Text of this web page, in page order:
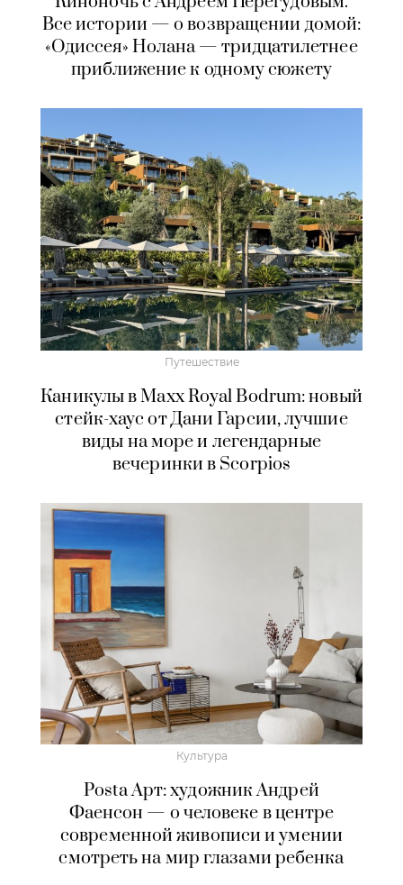
Все истории — о возвращении домой:
«Одиссея» Нолана — тридцатилетнее
приближение к одному сюжету
Путешествие
Каникулы в Maxx Royal Bodrum: новый
стейк-хаус от Дани Гарсии, лучшие
виды на море и легендарные
вечеринки в Scorpios
Культура
Posta Арт: художник Андрей
Фаенсон — о человеке в центре
современной живописи и умении
смотреть на мир глазами ребенка